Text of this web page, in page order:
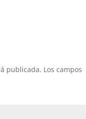
publicada. Los campos